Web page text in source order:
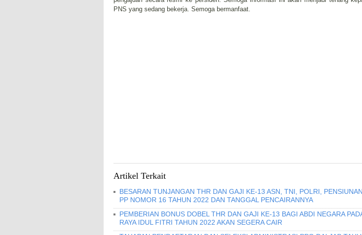
PNS yang sedang bekerja. Semoga bermanfaat.
Artikel Terkait
BESARAN TUNJANGAN THR DAN GAJI KE-13 ASN, TNI, POLRI,
PP NOMOR 16 TAHUN 2022 DAN TANGGAL PENCAIRANNYA
PEMBERIAN BONUS DOBEL THR DAN GAJI KE-13 BAGI ABDI NEGARA
RAYA IDUL FITRI TAHUN 2022 AKAN SEGERA CAIR